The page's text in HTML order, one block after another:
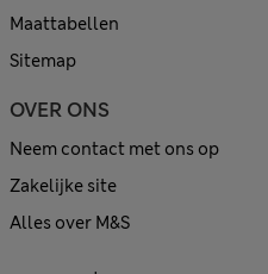
Maattabellen
Sitemap
OVER ONS
Neem contact met ons op
Zakelijke site
Alles over M&S